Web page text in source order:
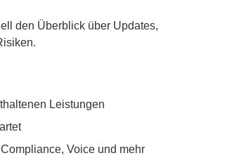
den Überblick über Updates,
Leistungen
Voice und mehr